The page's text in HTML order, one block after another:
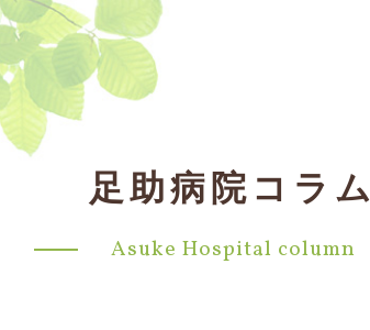
足助病院コラム
Asuke Hospital column